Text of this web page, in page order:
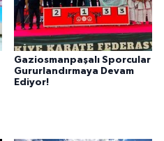
Gaziosmanpaşalı Sporcular
Gururlandırmaya Devam
Ediyor!